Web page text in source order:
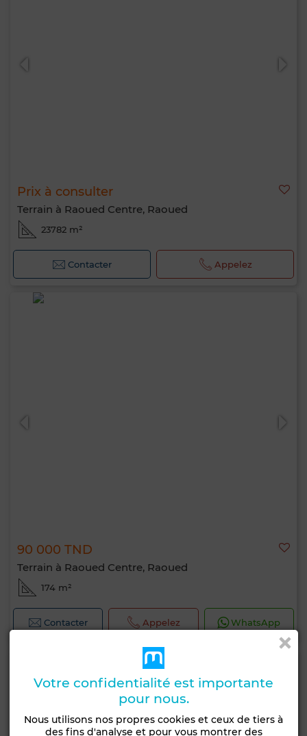
Prix à consulter
Terrain à Raoued Centre, Raoued
23782 m²
Contacter Appelez
90 000 TND
Terrain à Raoued Centre, Raoued
174 m²
Contacter Appelez WhatsApp
Votre confidentialité est importante
pour nous.
Nous utilisons nos propres cookies et ceux de tiers à
des fins d'analyse et pour vous montrer des